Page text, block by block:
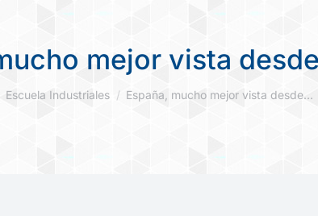
mejor vista
Escuela Industriales España, mucho mejor vista desde…